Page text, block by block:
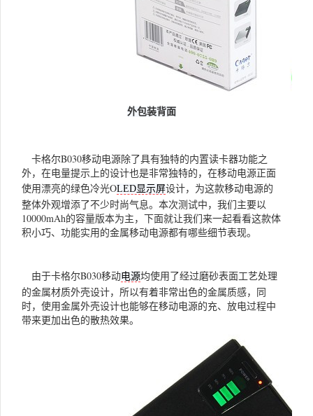
外包装背面
卡格尔B030移动电源除了具有独特的内置读卡器功能之
外，在电量提示上的设计也是非常独特的，在移动电源正面
使用漂亮的绿色冷光OLED显示屏设计，为这款移动电源的
整体外观增添了不少时尚气息。本次测试中，我们主要以
10000mAh的容量版本为主，下面就让我们来一起看看这款体
积小巧、功能实用的金属移动电源都有哪些细节表现。
由于卡格尔B030移动电源均使用了经过磨砂表面工艺处理
的金属材质外壳设计，所以有着非常出色的金属质感，同
时，使用金属外壳设计也能够在移动电源的充、放电过程中
带来更加出色的散热效果。